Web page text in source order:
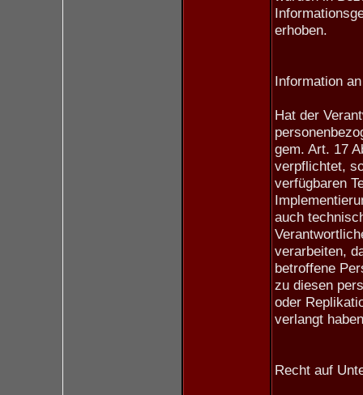
erhoben.
Information
Hat der
gem. Art. 17
verpflichtet,
verfügbaren
auch
verarbeiten,
betroffene
zu diesen
oder
verlangt
Recht auf